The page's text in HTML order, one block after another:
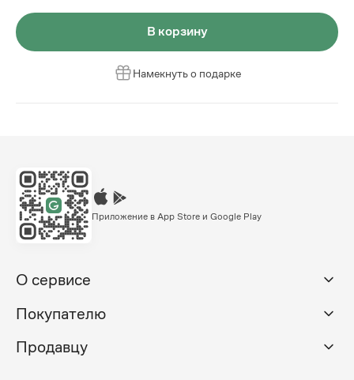
В корзину
Намекнуть о подарке
Приложение в App Store и Google Play
О сервисе
Покупателю
Продавцу